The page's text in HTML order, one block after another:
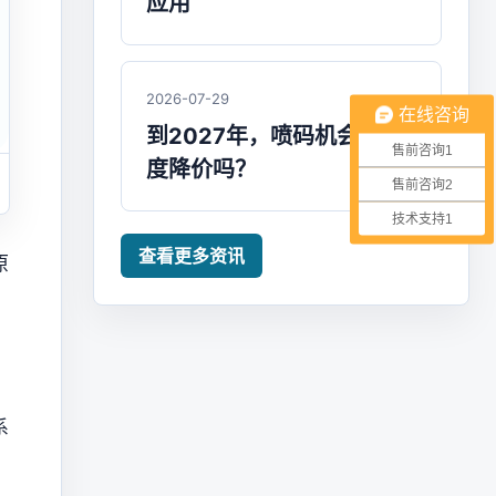
2026-07-29
到2027年，喷码机会大幅
度降价吗？
查看更多资讯
在线咨询
售前咨询1
售前咨询2
技术支持1